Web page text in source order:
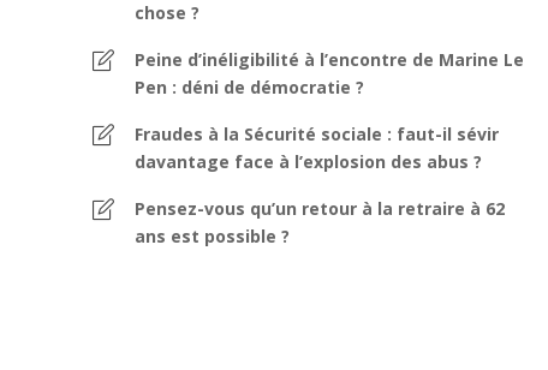
chose ?
Peine d’inéligibilité à l’encontre de Marine Le
Pen : déni de démocratie ?
Fraudes à la Sécurité sociale : faut-il sévir
davantage face à l’explosion des abus ?
Pensez-vous qu’un retour à la retraire à 62
ans est possible ?